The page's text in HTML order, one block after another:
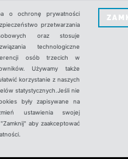
o ochronę prywatności
przetwarzania
oraz stosuje
technologiczne
osób trzecich w
Używamy także
korzystanie z naszych
statystycznych.Jeśli nie
były zapisywane na
ustawienia swojej
aby zaakceptować